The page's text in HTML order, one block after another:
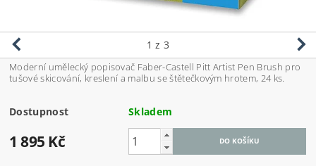
1 z 3
Moderní umělecký popisovač Faber-Castell Pitt Artist Pen Brush pro
tušové skicování, kreslení a malbu se štětečkovým hrotem, 24 ks.
Dostupnost Skladem
1 895 Kč